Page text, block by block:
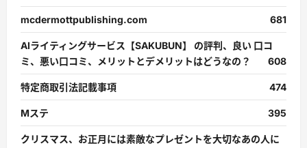
mcdermottpublishing.com 681
AIライティングサービス【SAKUBUN】 の評判、良い 口コ
ミ、悪い口コミ、メリットとデメリットはどうなの？
608
特定商取引法記載事項 474
Mステ 395
クリスマス、お正月には素敵なプレゼントを大切なあの人に